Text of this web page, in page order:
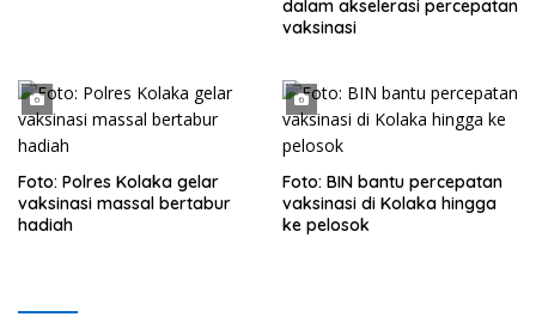
dalam akselerasi percepatan
vaksinasi
Foto: Polres Kolaka gelar
vaksinasi massal bertabur
hadiah
Foto: BIN bantu percepatan
vaksinasi di Kolaka hingga
ke pelosok